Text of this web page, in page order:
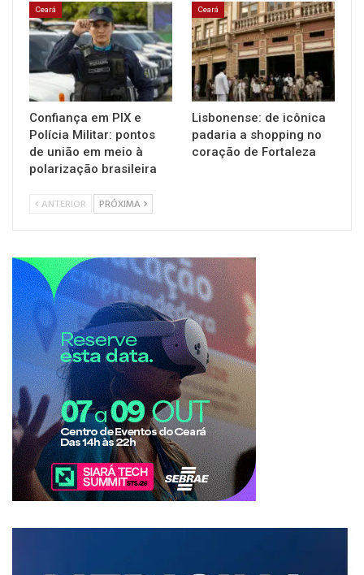
Ceará
Confiança em PIX e
Polícia Militar: pontos
de união em meio à
polarização brasileira
Ceará
Lisbonense: de icônica
padaria a shopping no
coração de Fortaleza
ANTERIOR PRÓXIMA